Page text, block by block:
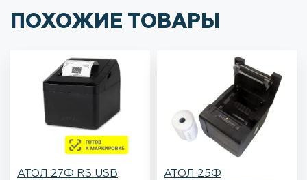
ПОХОЖИЕ ТОВАРЫ
АТОЛ 27Ф RS USB
АТОЛ 25Ф